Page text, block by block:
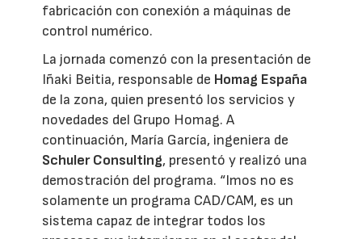
fabricación con conexión a máquinas de
control numérico.
La jornada comenzó con la presentación de
Iñaki Beitia, responsable de Homag España
de la zona, quien presentó los servicios y
novedades del Grupo Homag. A
continuación, María García, ingeniera de
Schuler Consulting, presentó y realizó una
demostración del programa. “Imos no es
solamente un programa CAD/CAM, es un
sistema capaz de integrar todos los